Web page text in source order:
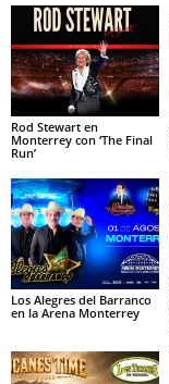
Rod Stewart en
Monterrey con ‘The Final
Run’
Los Alegres del Barranco
en la Arena Monterrey